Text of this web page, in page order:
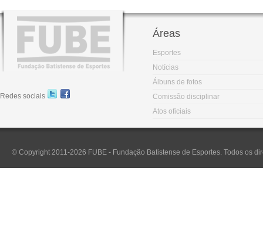
Redes sociais
Áreas
Esportes
Notícias
Álbuns de fotos
Comissão disciplinar
Atos oficiais
© Copyright 2011-2026 FUBE - Fundação Batistense de Esportes. Todos os